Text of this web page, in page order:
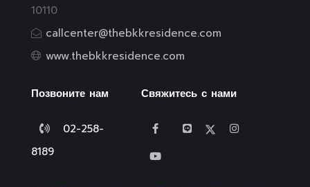
10110
callcenter@thebkkresidence.com
www.thebkkresidence.com
Позвоните нам
02-258-
8189
Свяжитесь с нами